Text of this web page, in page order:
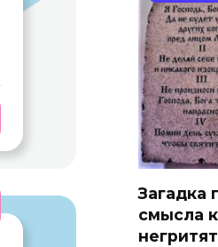
Загадка
смысла